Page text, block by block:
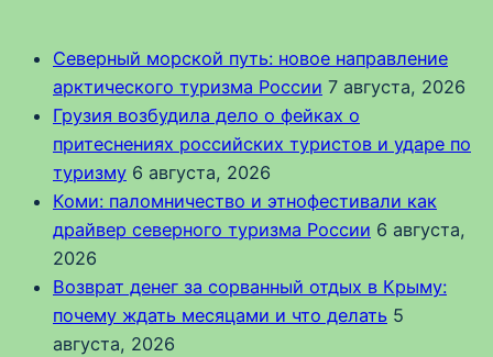
Северный морской путь: новое направление
арктического туризма России 7 августа, 2026
Грузия возбудила дело о фейках о
притеснениях российских туристов и ударе по
туризму 6 августа, 2026
Коми: паломничество и этнофестивали как
драйвер северного туризма России 6 августа,
2026
Возврат денег за сорванный отдых в Крыму:
почему ждать месяцами и что делать 5
августа, 2026